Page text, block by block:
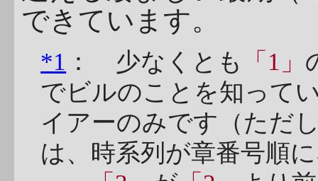
できています。
*1 ： 少なくとも 「1」
でビルのことを知って
イアーのみです（ただ
は、時系列が章番号順